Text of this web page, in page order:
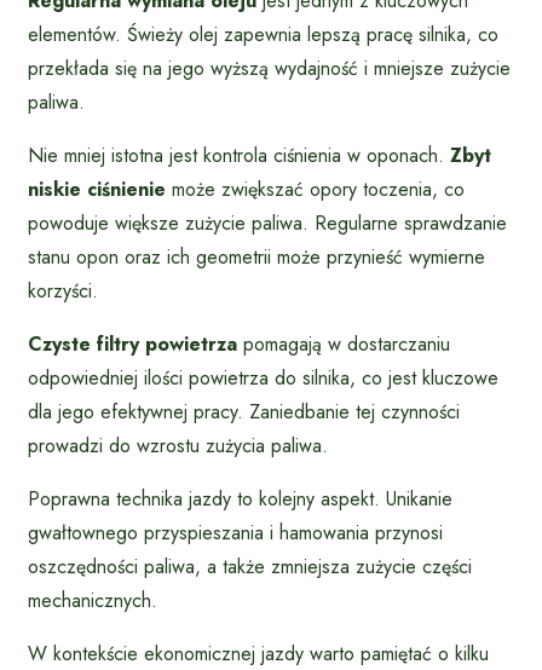
elementów. Świeży olej zapewnia lepszą pracę silnika, co
przekłada się na jego wyższą wydajność i mniejsze zużycie
paliwa.
Nie mniej istotna jest kontrola ciśnienia w oponach. Zbyt
niskie ciśnienie może zwiększać opory toczenia, co
powoduje większe zużycie paliwa. Regularne sprawdzanie
stanu opon oraz ich geometrii może przynieść wymierne
korzyści.
Czyste filtry powietrza pomagają w dostarczaniu
odpowiedniej ilości powietrza do silnika, co jest kluczowe
dla jego efektywnej pracy. Zaniedbanie tej czynności
prowadzi do wzrostu zużycia paliwa.
Poprawna technika jazdy to kolejny aspekt. Unikanie
gwałtownego przyspieszania i hamowania przynosi
oszczędności paliwa, a także zmniejsza zużycie części
mechanicznych.
W kontekście ekonomicznej jazdy warto pamiętać o kilku